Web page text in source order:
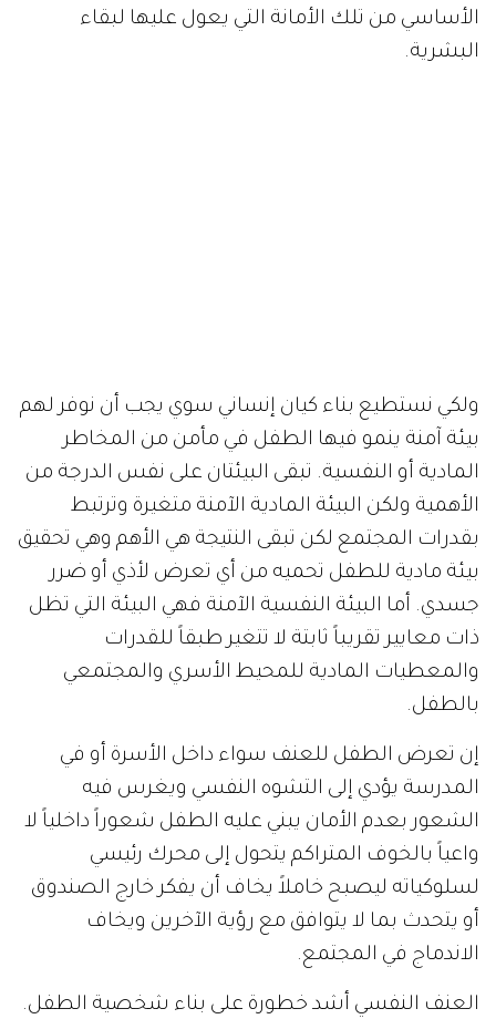
الأساسي من تلك الأمانة التي يعول عليها لبقاء
البشرية.
ولكي نستطيع بناء كيان إنساني سوي يجب أن نوفر لهم
بيئة آمنة ينمو فيها الطفل في مأمن من المخاطر
المادية أو النفسية. تبقى البيئتان على نفس الدرجة من
الأهمية ولكن البيئة المادية الآمنة متغيرة وترتبط
بقدرات المجتمع لكن تبقى النتيجة هي الأهم وهي تحقيق
بيئة مادية للطفل تحميه من أي تعرض لأذي أو ضرر
جسدي. أما البيئة النفسية الآمنة فهي البيئة التي تظل
ذات معايير تقريباً ثابتة لا تتغير طبقاً للقدرات
والمعطيات المادية للمحيط الأسري والمجتمعي
بالطفل.
إن تعرض الطفل للعنف سواء داخل الأسرة أو في
المدرسة يؤدي إلى التشوه النفسي ويغرس فيه
الشعور بعدم الأمان يبني عليه الطفل شعوراً داخلياً لا
واعياً بالخوف المتراكم يتحول إلى محرك رئيسي
لسلوكياته ليصبح خاملاً يخاف أن يفكر خارج الصندوق
أو يتحدث بما لا يتوافق مع رؤية الآخرين ويخاف
الاندماج في المجتمع.
العنف النفسي أشد خطورة على بناء شخصية الطفل.